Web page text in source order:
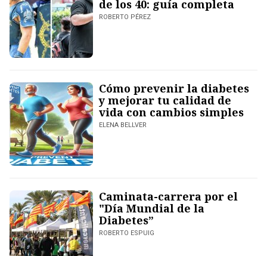
de los 40: guía completa
ROBERTO PÉREZ
Cómo prevenir la diabetes
y mejorar tu calidad de
vida con cambios simples
ELENA BELLVER
Caminata-carrera por el
"Día Mundial de la
Diabetes”
ROBERTO ESPUIG